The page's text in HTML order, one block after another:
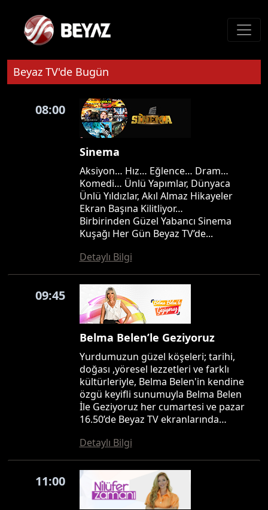
Beyaz TV'de Bugün
08:00
Sinema
Aksiyon… Hız… Eğlence… Dram…
Komedi… Ünlü Yapımlar, Dünyaca
Ünlü Yıldızlar, Akıl Almaz Hikayeler
Ekran Başına Kilitliyor…
Birbirinden Güzel Yabancı Sinema
Kuşağı Her Gün Beyaz TV’de...
Detaylı Bilgi
09:45
Belma Belen’le Geziyoruz
Yurdumuzun güzel köşeleri; tarihi,
doğası ,yöresel lezzetleri ve farklı
kültürleriyle, Belma Belen'in kendine
özgü keyifli sunumuyla Belma Belen
İle Geziyoruz her cumartesi ve pazar
16.50’de Beyaz TV ekranlarında…
Detaylı Bilgi
11:00